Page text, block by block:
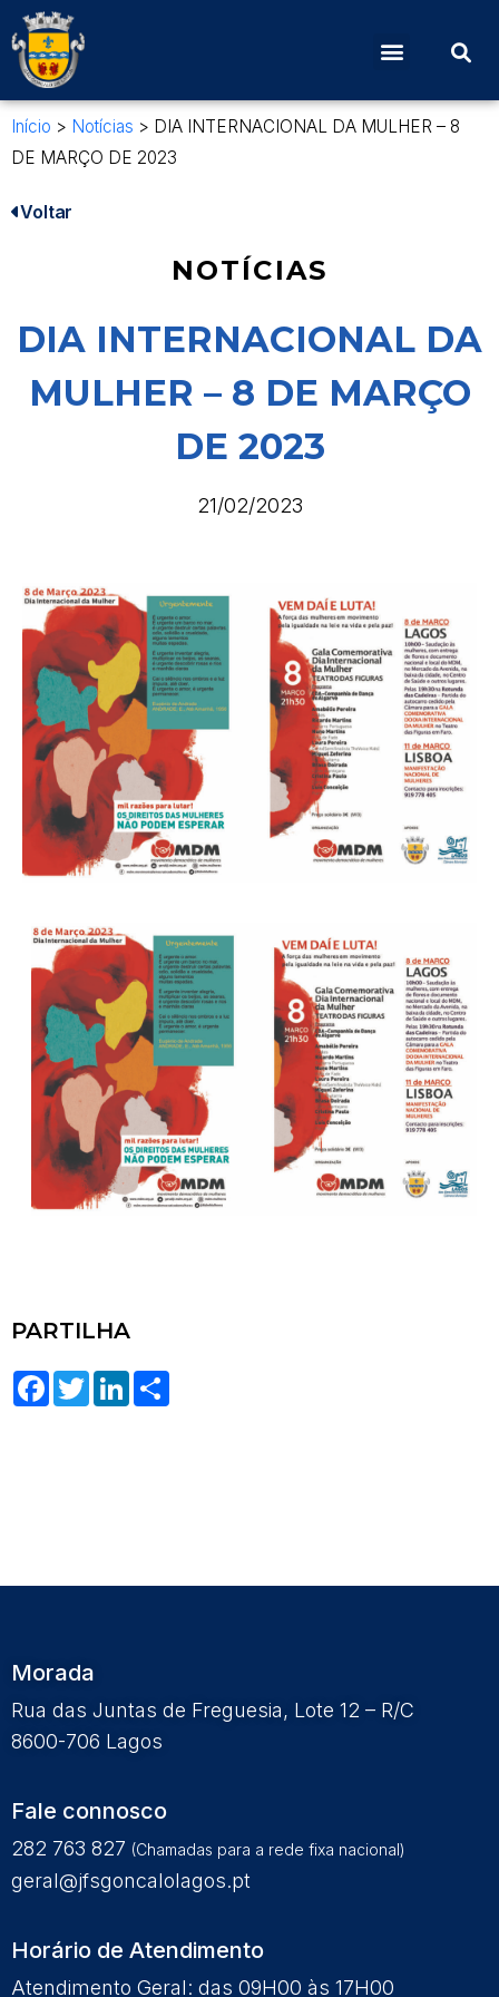
Início > Notícias > DIA INTERNACIONAL DA MULHER – 8
DE MARÇO DE 2023
Voltar
NOTÍCIAS
DIA INTERNACIONAL DA
MULHER – 8 DE MARÇO
DE 2023
21/02/2023
PARTILHA
Facebook
TwitterLinkedIn
Morada
Rua das Juntas de Freguesia, Lote 12 – R/C
8600-706 Lagos
Fale connosco
282 763 827 (Chamadas para a rede fixa nacional)
geral@jfsgoncalolagos.pt
Horário de Atendimento
Atendimento Geral: das 09H00 às 17H00